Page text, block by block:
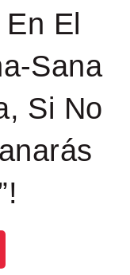
El
Sana
Si No